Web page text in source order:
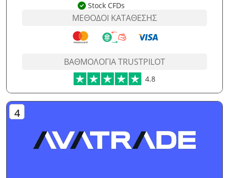
Stock CFDs
ΜΈΘΟΔΟΙ ΚΑΤΆΘΕΣΗΣ
ΒΑΘΜΟΛΟΓΊΑ TRUSTPILOT
4.8